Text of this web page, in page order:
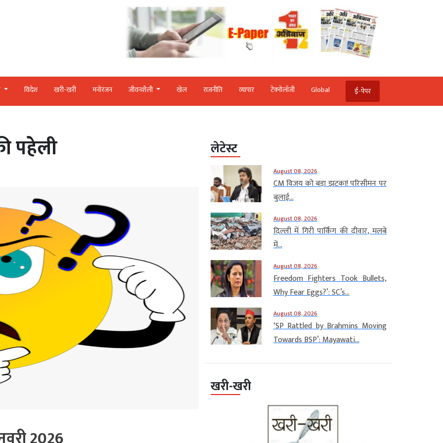
विदेश खरी-खरी मनोरंजन जीवनशैली खेल राजनीति व्‍यापार टेक्‍नोलॉजी Global ई-पेपर
पहेली लेटेस्ट
August 08, 2026
CM विजय को बड़ा झटका! परिसीमन पर
बुलाई...
August 08, 2026
दिल्ली में गिरी पार्किंग की दीवार, मलबे
में...
August 08, 2026
Freedom Fighters Took Bullets,
Why Fear Eggs?’: SC’s...
August 08, 2026
‘SP Rattled by Brahmins Moving
Towards BSP’: Mayawati...
खरी-खरी